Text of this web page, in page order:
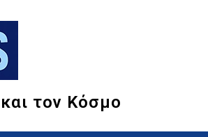
τον Κόσμο